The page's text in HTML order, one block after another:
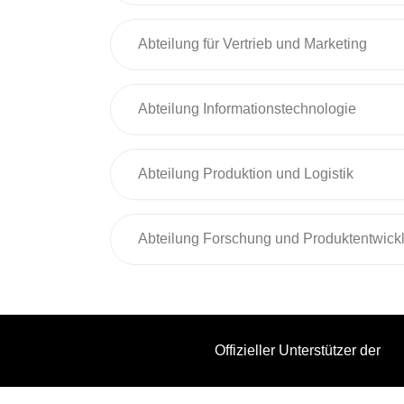
Abteilung für Vertrieb und Marketing
Abteilung Informationstechnologie
Abteilung Produktion und Logistik
Abteilung Forschung und
Offizieller Unterstützer der